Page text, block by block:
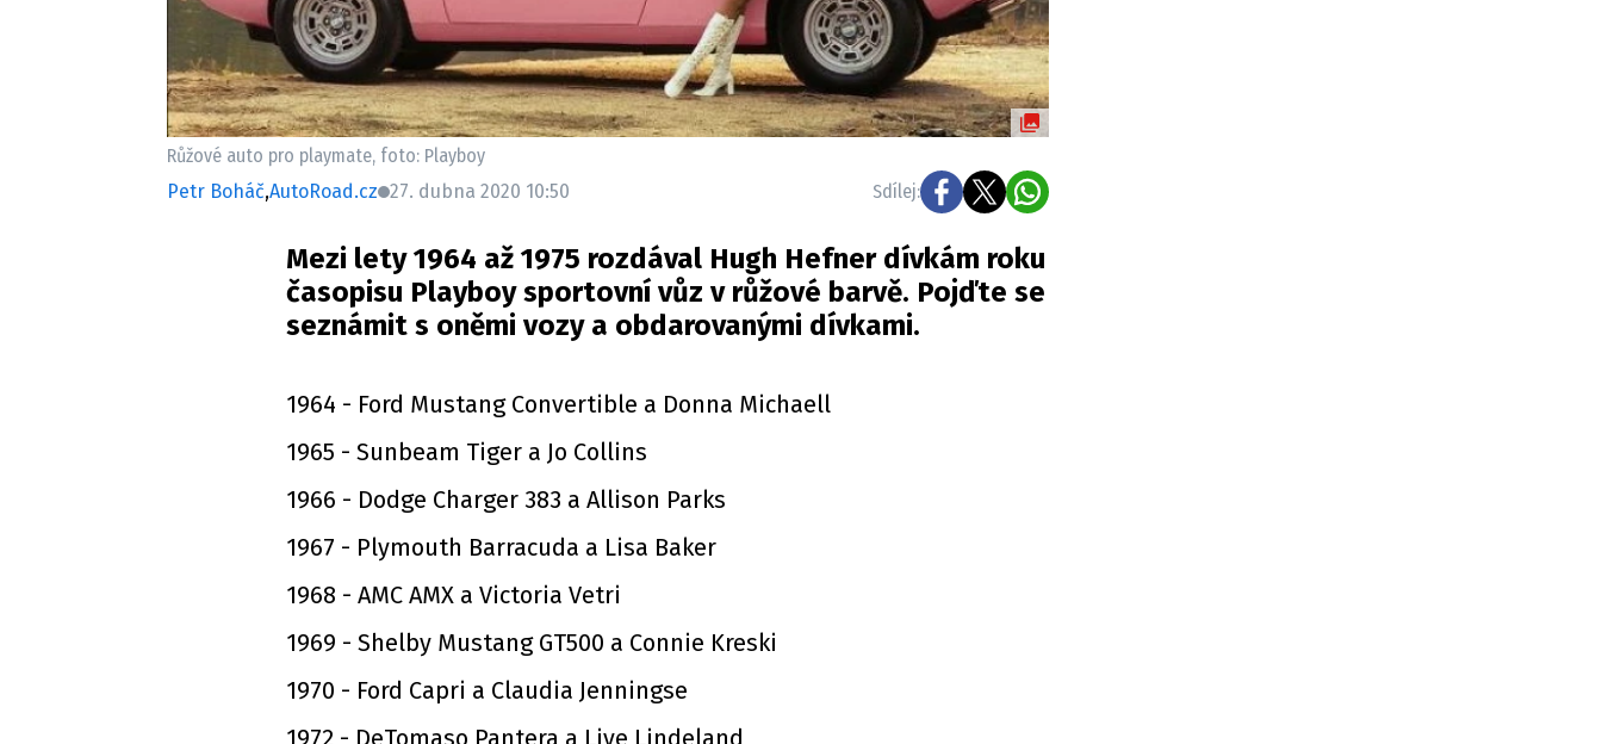
Růžové auto pro playmate, foto: Playboy
Petr Boháč,AutoRoad.cz 27. dubna 2020 10:50 Sdílej:
Mezi lety 1964 až 1975 rozdával Hugh Hefner dívkám roku
časopisu Playboy sportovní vůz v růžové barvě. Pojďte se
seznámit s oněmi vozy a obdarovanými dívkami.
1964 - Ford Mustang Convertible a Donna Michaell
1965 - Sunbeam Tiger a Jo Collins
1966 - Dodge Charger 383 a Allison Parks
1967 - Plymouth Barracuda a Lisa Baker
1968 - AMC AMX a Victoria Vetri
1969 - Shelby Mustang GT500 a Connie Kreski
1970 - Ford Capri a Claudia Jenningse